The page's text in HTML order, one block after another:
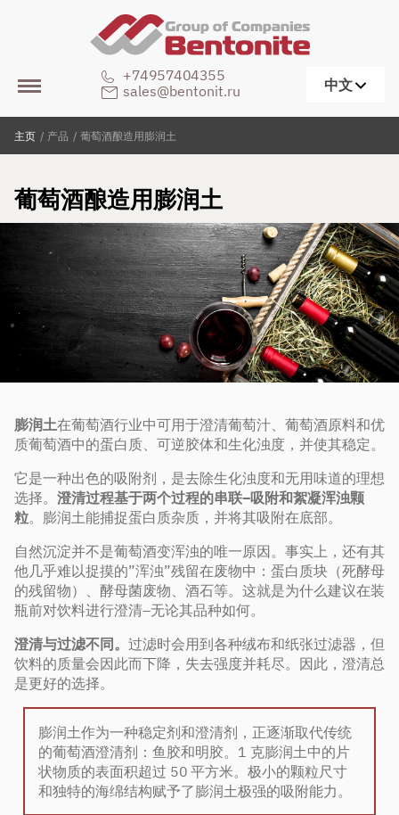
中文
+74957404355
sales@bentonit.ru
主页 / 产品 / 葡萄酒酿造用膨润土
葡萄酒酿造用膨润土
膨润土在葡萄酒行业中可用于澄清葡萄汁、葡萄酒原料和优
质葡萄酒中的蛋白质、可逆胶体和生化浊度，并使其稳定。
它是一种出色的吸附剂，是去除生化浊度和无用味道的理想
选择。 澄清过程基于两个过程的串联–吸附和絮凝浑浊颗
粒。膨润土能捕捉蛋白质杂质，并将其吸附在底部。
自然沉淀并不是葡萄酒变浑浊的唯一原因。事实上，还有其
他几乎难以捉摸的”浑浊”残留在废物中：蛋白质块（死酵母
的残留物）、酵母菌废物、酒石等。这就是为什么建议在装
瓶前对饮料进行澄清–无论其品种如何。
澄清与过滤不同。 过滤时会用到各种绒布和纸张过滤器，但
饮料的质量会因此而下降，失去强度并耗尽。因此，澄清总
是更好的选择。
膨润土作为一种稳定剂和澄清剂，正逐渐取代传统
的葡萄酒澄清剂：鱼胶和明胶。1 克膨润土中的片
状物质的表面积超过 50 平方米。极小的颗粒尺寸
和独特的海绵结构赋予了膨润土极强的吸附能力。